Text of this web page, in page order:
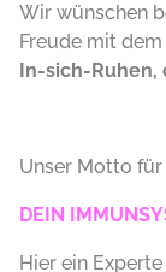
Wir wünschen
Freude mit
In-sich-
Unser Motto für
DEIN
Hier ein